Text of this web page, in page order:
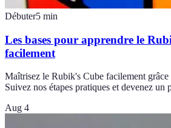
Débuter5 min
Les bases pour apprendre le
facilement
Maîtrisez le Rubik's Cube facilement
Suivez nos étapes pratiques et devenez un
Aug 4